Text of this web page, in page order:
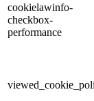
cookielawinfo-
checkbox-
performance